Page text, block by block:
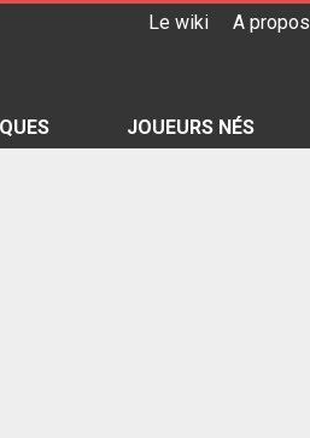
Le wiki A propos
JOUEURS NÉS